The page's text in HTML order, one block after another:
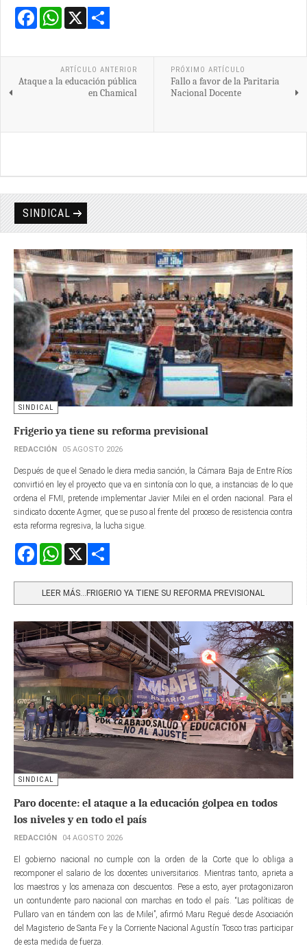
Facebook
WhatsApp
ARTÍCULO ANTERIOR
Ataque a la educación pública
en Chamical
PRÓXIMO ARTÍCULO
Fallo a favor de la Paritaria
Nacional Docente
SINDICAL
SINDICAL
Frigerio ya tiene su reforma previsional
REDACCIÓN 05 AGOSTO 2026
Después de que el Senado le diera media sanción, la Cámara Baja de Entre Ríos
convirtió en ley el proyecto que va en sintonía con lo que, a instancias de lo que
ordena el FMI, pretende implementar Javier Milei en el orden nacional. Para el
sindicato docente Agmer, que se puso al frente del proceso de resistencia contra
esta reforma regresiva, la lucha sigue.
FacebookWhatsApp
LEER MÁS…FRIGERIO YA TIENE SU REFORMA PREVISIONAL
SINDICAL
Paro docente: el ataque a la educación golpea en todos
los niveles y en todo el país
REDACCIÓN 04 AGOSTO 2026
El gobierno nacional no cumple con la orden de la Corte que lo obliga a
recomponer el salario de los docentes universitarios. Mientras tanto, aprieta a
los maestros y los amenaza con descuentos. Pese a esto, ayer protagonizaron
un contundente paro nacional con marchas en todo el país. “Las políticas de
Pullaro van en tándem con las de Milei”, afirmó Maru Regué desde Asociación
del Magisterio de Santa Fe y la Corriente Nacional Agustín Tosco tras participar
de esta medida de fuerza.